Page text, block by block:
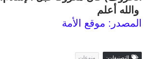
والله أعلم
المصدر: موقع الأمة
التصنيفات: منوعات